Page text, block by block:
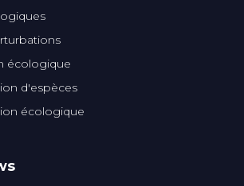
écologique
d'espèces
écologique